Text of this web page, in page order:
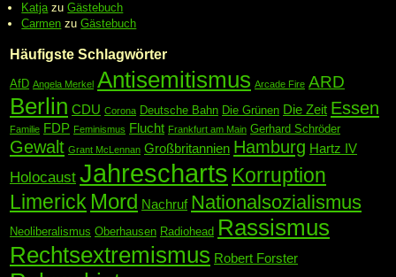
KatjazuGästebuch
Carmen zuGästebuch
Häufigste Schlagwörter
AfD Angela Merkel Antisemitismus Arcade Fire ARD
Berlin CDU Corona Deutsche Bahn Die Grünen Die Zeit Essen
Familie FDP Feminismus Flucht Frankfurt am Main Gerhard Schröder
Gewalt Grant McLennan Großbritannien Hamburg Hartz IV
Holocaust Jahrescharts Korruption
Limerick Mord Nachruf Nationalsozialismus
Neoliberalismus Oberhausen Radiohead Rassismus
Rechtsextremismus Robert Forster